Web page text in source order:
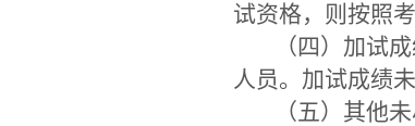
试资格，则按照
（四）加试
人员。加试成绩
（五）其他